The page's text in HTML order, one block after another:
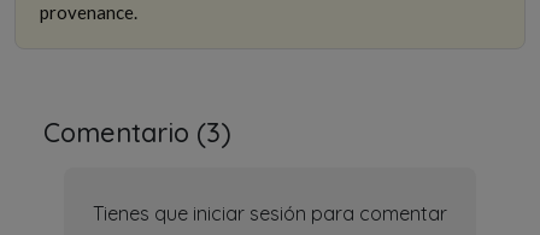
provenance.
Comentario (3)
Tienes que iniciar sesión para comentar